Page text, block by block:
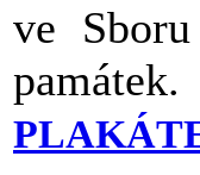
ve
památek.